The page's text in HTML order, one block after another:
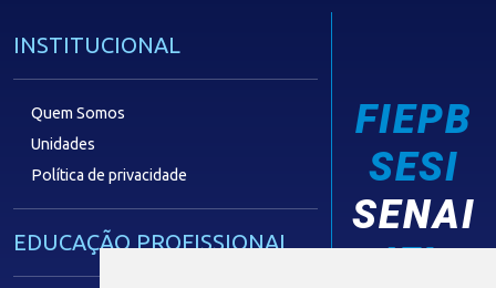
INSTITUCIONAL
Quem Somos
Unidades
Política de privacidade
EDUCAÇÃO PROFISSIONAL
FIEPB
SESI
SENAI
IEL